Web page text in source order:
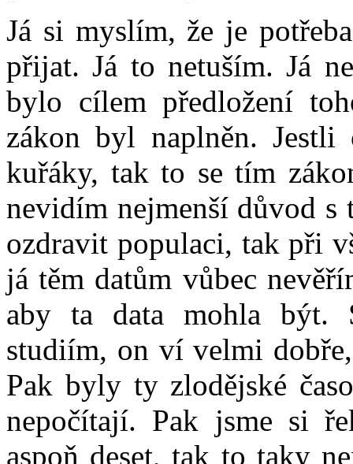
Já si myslím, že je
přijat. Já to netuším. Já
bylo cílem předložení
zákon byl naplněn.
kuřáky, tak to se tím
nevidím nejmenší důvod
ozdravit populaci, tak při
já těm datům vůbec
aby ta data mohla být.
studiím, on ví velmi
Pak byly ty zlodějské
nepočítají. Pak jsme si
aspoň deset, tak to taky